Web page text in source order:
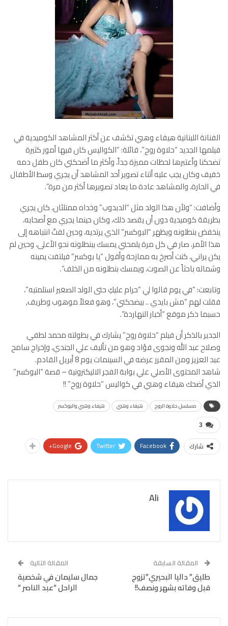
الفنانة اللبنانية هيفاء وهبي تكشف عن أكثر المشاهد الكوميدية في
فيلمها الجديد “حلاوة روح”، قائلة: “الكواليس كان فيها أمور كثيرة
تضحكنا وأعتبرها لحظات مميزة جداً، وأكثر ما أضحكني كان طفل دمه
خفيف وكان يجب عليه أثناء تصوير أحد المشاهد أن يجري وسط الأطفال
في الحارة، والمشاهد عادة ما يعاد تصويرها أكثر من مرة”.
وأضافت: “ولأن هذا الولد مثل “الدبدوب” وخداه ممتلئان، كان يجري
بطريقة كوميدية دون أن يقصد ذلك، وكان حينما يجري مع أصحابه،
ينخفض بنطلونه ويظهر “البوكسر” الذي يرتديه، وحين لفتّ انتباهه إلى
هذا الأمر، صار في كل مرة يلمحني يمسك ببنطلونه نحو الأعلى، وحين لم
يكن يراني، كنت أصرخ به ممازحة وأقول “يا بوكسر” فيلتفت يمينه
وشماله باحثاً عن الصوت، ويمسك بنطلونه من الخلف”.
وتابعت: “في يوم قالوا لي “حرام عليكِ حتى الولد الصغير استلمتيه”،
فقلت لهم “مش بايدي .. بيضحكني”، وهو فعلاً موهوب وطريف,
حسبما ذكر موقع “أخبار النهاردة”.
الجدير بالذكر أن فيلم “حلاوة روح” يشارك في بطولته محمد لطفي
وصلاح عبد الله ونجوى فؤاد وهو من تأليف علي الجندي، وإخراج سامح
عبد العزيز ومن المقرر عرضه في السينمات يوم 8 أبريل القادم.
شاهد المحتوى الأصلي علي بوابة الفجر الاليكترونية – قصة “البوكسر”
الذي أضحك هيفاء وهبي في كواليس “حلاوة روح” !!
مسلسل حلاوة الروح هيفاء وهبي هيفاء وهبي والبوكسر
3
شارك Facebook
Twitter
Google+
Ali
المقالة السابقة
طليق” داليا البحيري”تزوج
قبل وفاته بشهر ونصف!!
المقالة التالية
جمال سليمان في شخصية
الراحل “عبد الناصر “